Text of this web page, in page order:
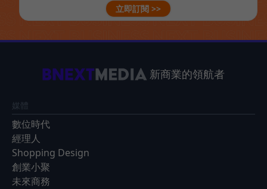
立即訂閱 >>
新商業的領航者
媒體
數位時代
經理人
Shopping Design
創業小聚
未來商務